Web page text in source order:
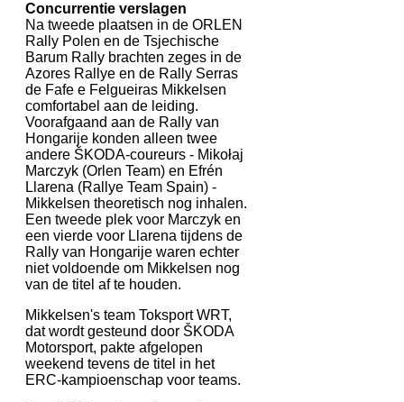
Concurrentie verslagen
Na tweede plaatsen in de ORLEN
Rally Polen en de Tsjechische
Barum Rally brachten zeges in de
Azores Rallye en de Rally Serras
de Fafe e Felgueiras Mikkelsen
comfortabel aan de leiding.
Voorafgaand aan de Rally van
Hongarije konden alleen twee
andere ŠKODA-coureurs - Mikołaj
Marczyk (Orlen Team) en Efrén
Llarena (Rallye Team Spain) -
Mikkelsen theoretisch nog inhalen.
Een tweede plek voor Marczyk en
een vierde voor Llarena tijdens de
Rally van Hongarije waren echter
niet voldoende om Mikkelsen nog
van de titel af te houden.
Mikkelsen's team Toksport WRT,
dat wordt gesteund door ŠKODA
Motorsport, pakte afgelopen
weekend tevens de titel in het
ERC-kampioenschap voor teams.